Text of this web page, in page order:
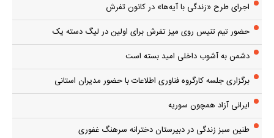
اجرای طرح «زندگی با آیه‌ها» در کانون تفرش
حضور تیم تنیس روی میز تفرش برای اولین در لیگ دسته یک
دشمن به آشوب داخلی امید بسته است
برگزاری جلسه کارگروه فناوری اطلاعات با حضور مدیران استانی
ایرانی آزاد همچون سوریه
طنین سبز زندگی در دبیرستان دخترانه سرهنگ غفوری